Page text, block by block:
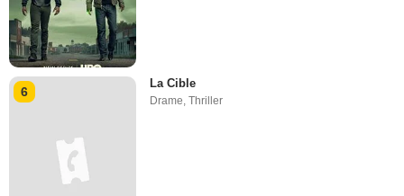
6
La Cible
Drame,Thriller